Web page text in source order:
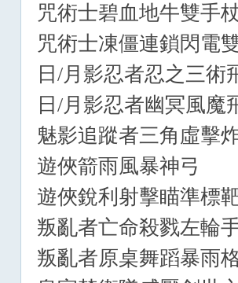
咒術士碧血地牛雙手
咒術士凍僵連鎖閃電
日/月影忍者忍之三術
日/月影忍者幽冥風魔
魅影追蹤者三角虛擊
遊俠箭雨風暴神弓
遊俠銳利射擊瞄準標
叛亂者亡命殺戮左輪
叛亂者原桌舞蹈暴雨